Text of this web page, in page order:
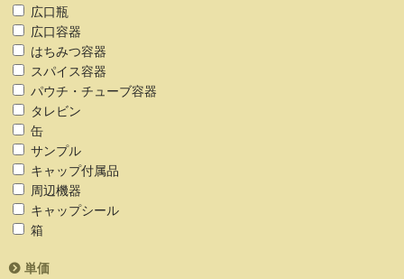
広口瓶
広口容器
はちみつ容器
スパイス容器
パウチ・チューブ容器
タレビン
缶
サンプル
キャップ付属品
周辺機器
キャップシール
箱
単価